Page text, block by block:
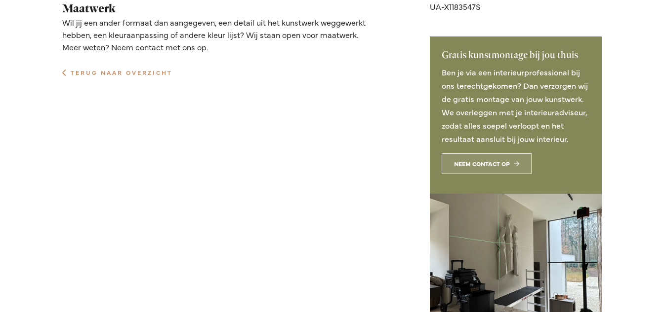
Maatwerk
Wil jij een ander formaat dan aangegeven, een detail uit het kunstwerk weggewerkt
hebben, een kleuraanpassing of andere kleur lijst? Wij staan open voor maatwerk.
Meer weten? Neem contact met ons op.
TERUG NAAR OVERZICHT
UA-X1183547S
Gratis kunstmontage bij jou thuis
Ben je via een interieurprofessional bij
ons terechtgekomen? Dan verzorgen wij
de gratis montage van jouw kunstwerk.
We overleggen met je interieuradviseur,
zodat alles soepel verloopt en het
resultaat aansluit bij jouw interieur.
NEEM CONTACT OP